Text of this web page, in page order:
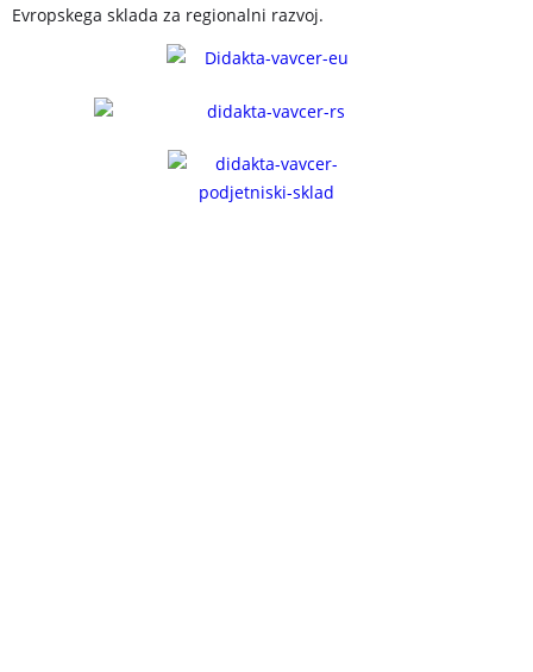
Evropskega sklada za regionalni razvoj.